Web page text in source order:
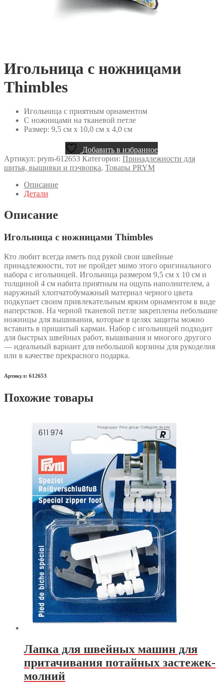
Игольница с ножницами
Thimbles
Игольница с приятным орнаментом
С ножницами на тканевой петле
Размер: 9,5 см x 10,0 см x 4,0 см
Добавить в избранное
Артикул: prym-612653 Категории: Принадлежности для
шитья, вышивки и пэчворка, Товары PRYM
Описание
Детали
Описание
Игольница с ножницами Thimbles
Кто любит всегда иметь под рукой свои швейные
принадлежности, тот не пройдет мимо этого оригинального
набора с игольницей. Игольница размером 9,5 см х 10 см и
толщиной 4 см набита приятным на ощупь наполнителем, а
наружный хлопчатобумажный материал черного цвета
подкупает своим привлекательным ярким орнаментом в виде
наперстков. На черной тканевой петле закреплены небольшие
ножницы для вышивания, которые в целях защиты можно
вставить в пришитый карман. Набор с игольницей подходит
для быстрых швейных работ, вышивания и многого другого
— идеальный вариант для небольшой корзины для рукоделия
или в качестве прекрасного подарка.
Артикул: 612653
Похожие товары
Лапка для швейных машин для
притачивания потайных застежек-
молний